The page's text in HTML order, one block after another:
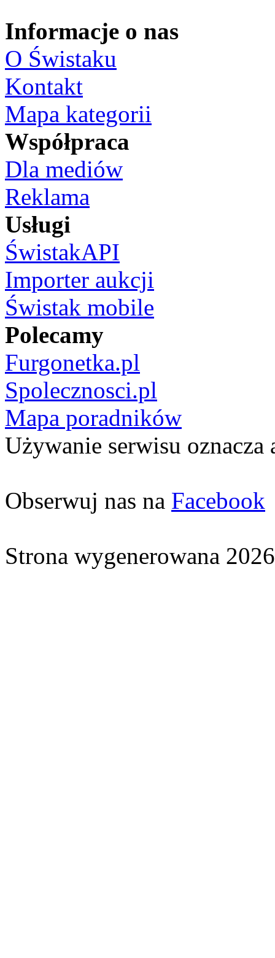
Informacje o nas
O Świstaku
Kontakt
Mapa kategorii
Współpraca
Dla mediów
Reklama
Usługi
ŚwistakAPI
Importer aukcji
Świstak mobile
Polecamy
Furgonetka.pl
Spolecznosci.pl
Mapa poradników
Używanie serwisu oznacza
Obserwuj nas na Facebook
Strona wygenerowana